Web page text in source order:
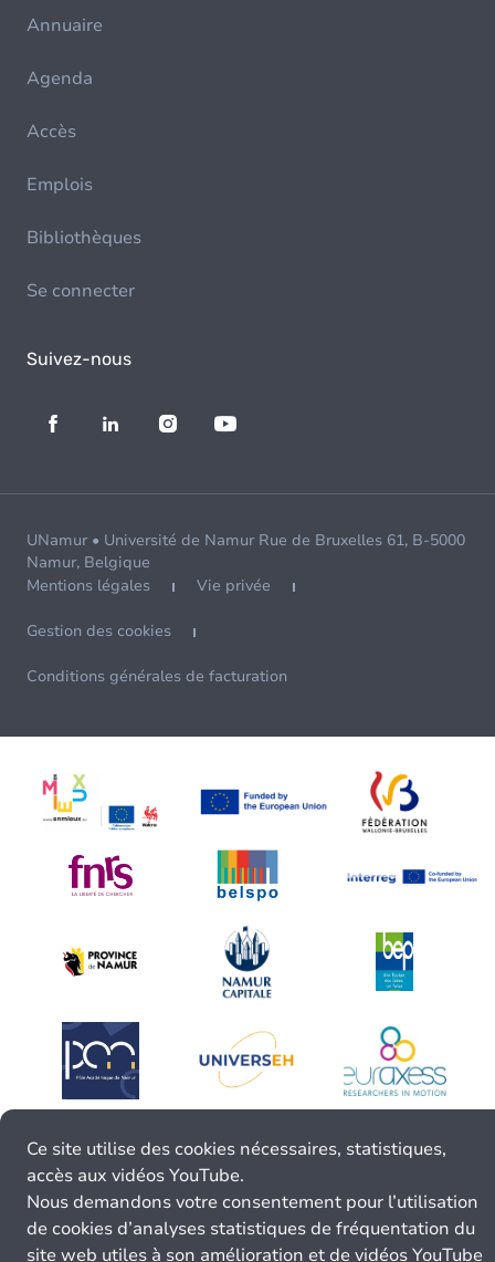
Annuaire
Agenda
Accès
Emplois
Bibliothèques
Se connecter
Suivez-nous
UNamur • Université de Namur Rue de Bruxelles 61, B-5000
Namur, Belgique
Mentions légales
Vie privée
Gestion des cookies
Conditions générales de facturation
Ce site utilise des cookies nécessaires, statistiques,
accès aux vidéos YouTube.
Nous demandons votre consentement pour l’utilisation
de cookies d’analyses statistiques de fréquentation du
site web utiles à son amélioration et de vidéos YouTube